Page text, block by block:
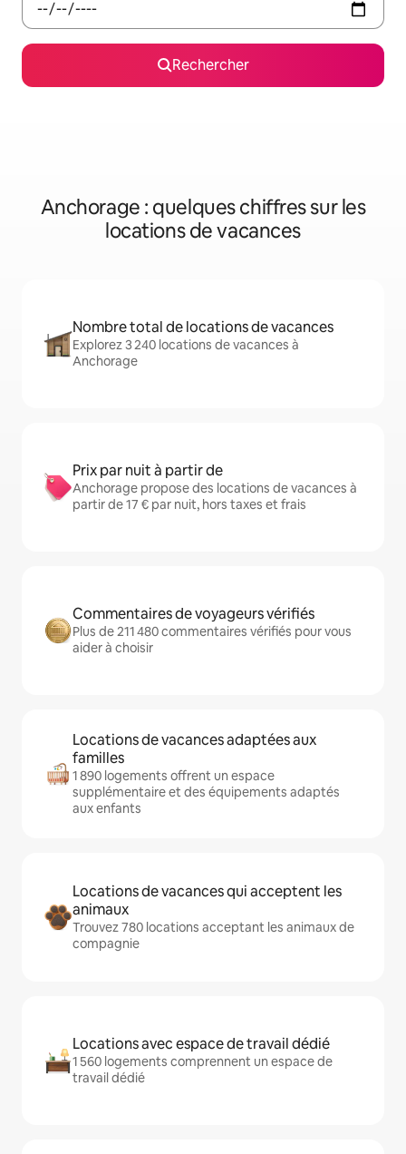
Rechercher
Anchorage : quelques chiffres sur les
locations de vacances
Nombre total de locations de vacances
Explorez 3 240 locations de vacances à
Anchorage
Prix par nuit à partir de
Anchorage propose des locations de vacances à
partir de 17 € par nuit, hors taxes et frais
Commentaires de voyageurs vérifiés
Plus de 211 480 commentaires vérifiés pour vous
aider à choisir
Locations de vacances adaptées aux
familles
1 890 logements offrent un espace
supplémentaire et des équipements adaptés
aux enfants
Locations de vacances qui acceptent les
animaux
Trouvez 780 locations acceptant les animaux de
compagnie
Locations avec espace de travail dédié
1 560 logements comprennent un espace de
travail dédié